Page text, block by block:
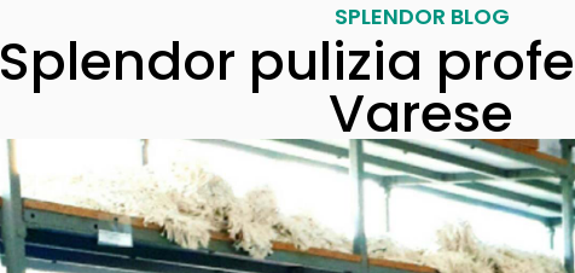
SPLENDOR BLOG
Splendor pulizia
Varese